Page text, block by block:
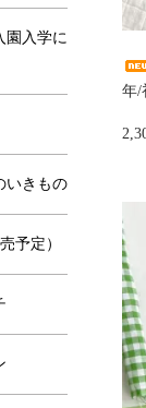
年/
園入学に
いきもの
予定）